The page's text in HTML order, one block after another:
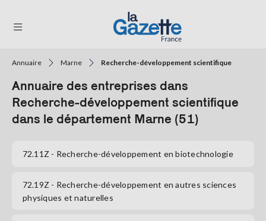
RÉGIONS
FORMATS
TENDANCES
GAZETTE
Annuaire Marne Recherche-développement scientifique
Annuaire des entreprises dans
Recherche-développement scientifique
dans le département Marne (51)
72.11Z - Recherche-développement en biotechnologie
72.19Z - Recherche-développement en autres sciences
physiques et naturelles